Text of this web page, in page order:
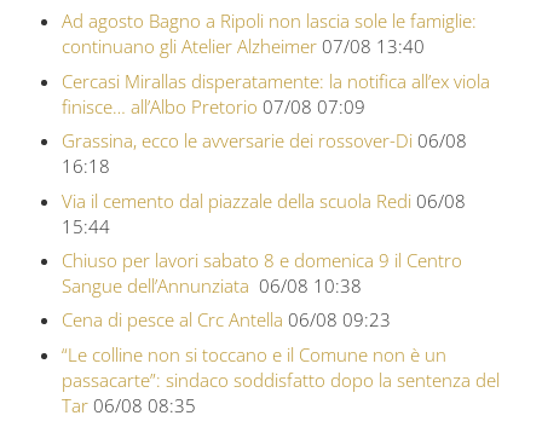
Ad agosto Bagno a Ripoli non lascia sole le famiglie:
continuano gli Atelier Alzheimer 07/08 13:40
Cercasi Mirallas disperatamente: la notifica all’ex viola
finisce… all’Albo Pretorio 07/08 07:09
Grassina, ecco le avversarie dei rossover-Di 06/08
16:18
Via il cemento dal piazzale della scuola Redi 06/08
15:44
Chiuso per lavori sabato 8 e domenica 9 il Centro
Sangue dell’Annunziata 06/08 10:38
Cena di pesce al Crc Antella 06/08 09:23
“Le colline non si toccano e il Comune non è un
passacarte”: sindaco soddisfatto dopo la sentenza del
Tar 06/08 08:35